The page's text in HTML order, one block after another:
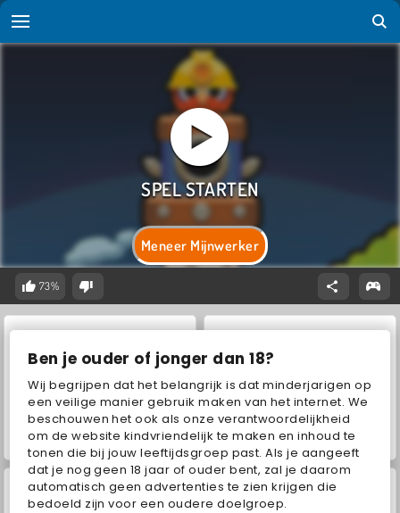
Ben je ouder of jonger dan 18?
Wij begrijpen dat het belangrijk is dat minderjarigen op
een veilige manier gebruik maken van het internet. We
beschouwen het ook als onze verantwoordelijkheid
om de website kindvriendelijk te maken en inhoud te
tonen die bij jouw leeftijdsgroep past. Als je aangeeft
dat je nog geen 18 jaar of ouder bent, zal je daarom
automatisch geen advertenties te zien krijgen die
bedoeld zijn voor een oudere doelgroep.
Meneer Mijnwerker
73%
Hidden Object: Street of Secrets VegaMix Da Vinci Puzzles